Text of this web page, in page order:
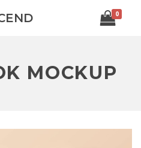
0
MOCKUP